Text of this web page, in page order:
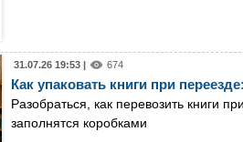
31.07.26 19:53 | 674
Как упаковать книги при
Разобраться, как перевозить книги
заполнятся коробками